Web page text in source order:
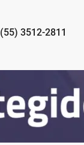
(55) 3512-2811